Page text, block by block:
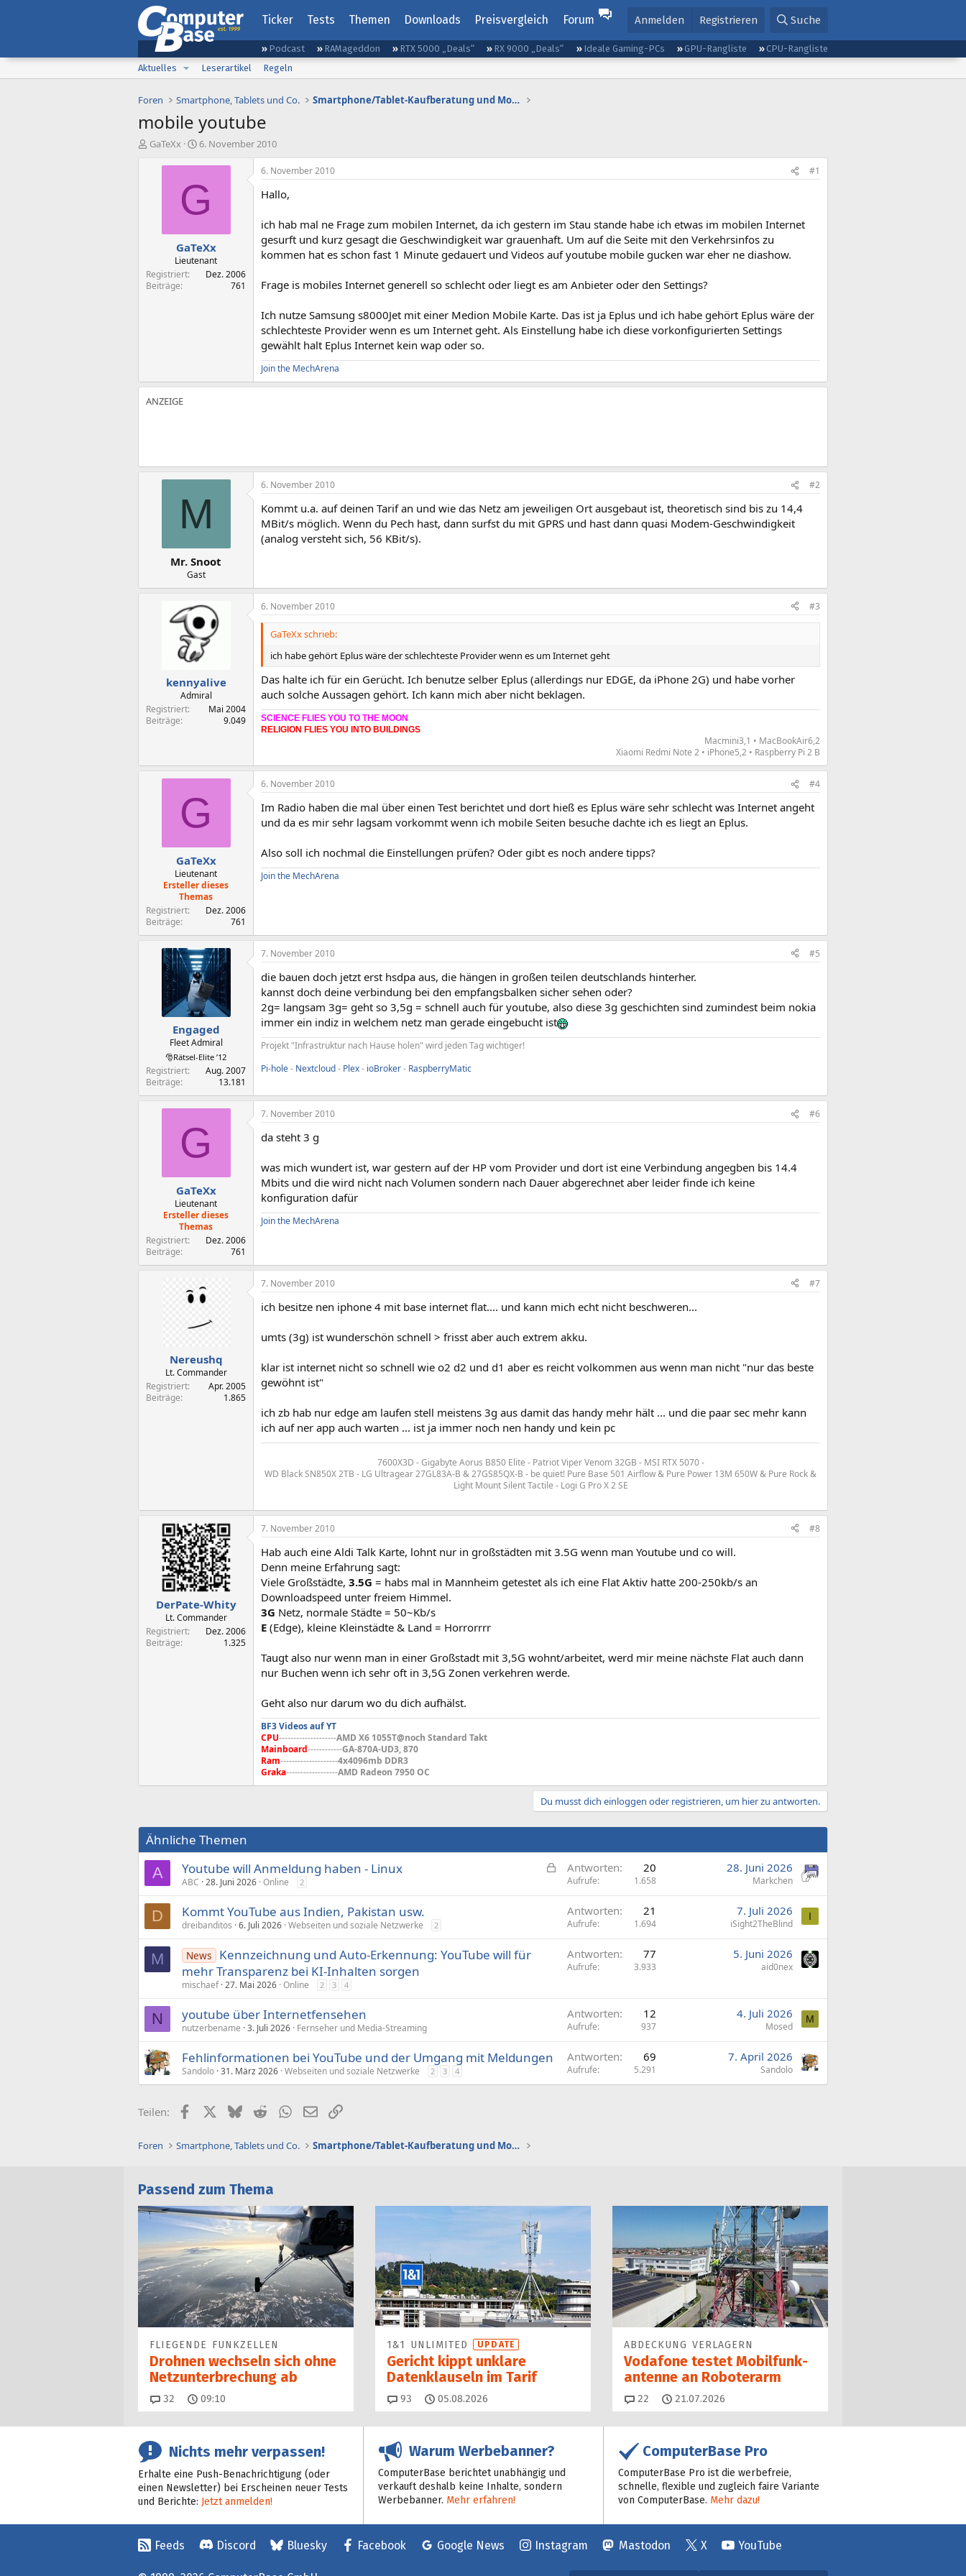
Ticker Tests Themen Downloads Preisvergleich Forum Anmelden Registrieren Suche
Podcast RAMageddon RTX 5000 „Deals“ RX 9000 „Deals“ Ideale Gaming-PCs GPU-Rangliste
CPU-Rangliste
Aktuelles
Leserartikel Regeln
Foren Smartphone, Tablets und Co. Smartphone/Tablet-Kaufberatung und Mobilfunktarife
mobile youtube
E
GaTeXx
E
s
t
e
l
t
a
m
6. November 2010
G
GaTeXx
Lieutenant
Registriert
Dez. 2006
Beiträge
761
6. November 2010 #1
Hallo,
ich hab mal ne Frage zum mobilen Internet, da ich gestern im Stau stande habe ich etwas im mobilen Internet
gesurft und kurz gesagt die Geschwindigkeit war grauenhaft. Um auf die Seite mit den Verkehrsinfos zu
kommen hat es schon fast 1 Minute gedauert und Videos auf youtube mobile gucken war eher ne diashow.
Frage is mobiles Internet generell so schlecht oder liegt es am Anbieter oder den Settings?
Ich nutze Samsung s8000Jet mit einer Medion Mobile Karte. Das ist ja Eplus und ich habe gehört Eplus wäre der
schlechteste Provider wenn es um Internet geht. Als Einstellung habe ich diese vorkonfigurierten Settings
gewählt halt Eplus Internet kein wap oder so.
Join the MechArena
M
Mr. Snoot
Gast
6. November 2010 #2
Kommt u.a. auf deinen Tarif an und wie das Netz am jeweiligen Ort ausgebaut ist, theoretisch sind bis zu 14,4
MBit/s möglich. Wenn du Pech hast, dann surfst du mit GPRS und hast dann quasi Modem-Geschwindigkeit
(analog versteht sich, 56 KBit/s).
kennyalive
Admiral
Registriert
Mai 2004
Beiträge
9.049
6. November 2010 #3
GaTeXx schrieb:
ich habe gehört Eplus wäre der schlechteste Provider wenn es um Internet geht
Das halte ich für ein Gerücht. Ich benutze selber Eplus (allerdings nur EDGE, da iPhone 2G) und habe vorher
auch solche Aussagen gehört. Ich kann mich aber nicht beklagen.
SCIENCE FLIES YOU TO THE MOON
RELIGION FLIES YOU INTO BUILDINGS
Macmini3,1 • MacBookAir6,2
Xiaomi Redmi Note 2 • iPhone5,2 • Raspberry Pi 2 B​
G
GaTeXx
Lieutenant
Ersteller dieses
Themas
Registriert
Dez. 2006
Beiträge
761
6. November 2010 #4
Im Radio haben die mal über einen Test berichtet und dort hieß es Eplus wäre sehr schlecht was Internet angeht
und da es mir sehr lagsam vorkommt wenn ich mobile Seiten besuche dachte ich es liegt an Eplus.
Also soll ich nochmal die Einstellungen prüfen? Oder gibt es noch andere tipps?
Join the MechArena
Engaged
Fleet Admiral
🎅Rätsel-Elite ’12
Registriert
Aug. 2007
Beiträge
13.181
7. November 2010 #5
die bauen doch jetzt erst hsdpa aus, die hängen in großen teilen deutschlands hinterher.
kannst doch deine verbindung bei den empfangsbalken sicher sehen oder?
2g= langsam 3g= geht so 3,5g = schnell auch für youtube, also diese 3g geschichten sind zumindest beim nokia
immer ein indiz in welchem netz man gerade eingebucht ist
Projekt "Infrastruktur nach Hause holen" wird jeden Tag wichtiger!
Pi-hole- Nextcloud- Plex- ioBroker- RaspberryMatic
G
GaTeXx
Lieutenant
Ersteller dieses
Themas
Registriert
Dez. 2006
Beiträge
761
7. November 2010 #6
da steht 3 g
was mich wundert ist, war gestern auf der HP vom Provider und dort ist eine Verbindung angegben bis 14.4
Mbits und die wird nicht nach Volumen sondern nach Dauer abgerechnet aber leider finde ich keine
konfiguration dafür
Join the MechArena
Nereushq
Lt. Commander
Registriert
Apr. 2005
Beiträge
1.865
7. November 2010 #7
ich besitze nen iphone 4 mit base internet flat.... und kann mich echt nicht beschweren...
umts (3g) ist wunderschön schnell > frisst aber auch extrem akku.
klar ist internet nicht so schnell wie o2 d2 und d1 aber es reicht volkommen aus wenn man nicht "nur das beste
gewöhnt ist"
ich zb hab nur edge am laufen stell meistens 3g aus damit das handy mehr hält ... und die paar sec mehr kann
ich auf ner app auch warten ... ist ja immer noch nen handy und kein pc
7600X3D - Gigabyte Aorus B850 Elite - Patriot Viper Venom 32GB - MSI RTX 5070 -
WD Black SN850X 2TB - LG Ultragear 27GL83A-B & 27GS85QX-B - be quiet! Pure Base 501 Airflow & Pure Power 13M 650W & Pure Rock &
Light Mount Silent Tactile - Logi G Pro X 2 SE
DerPate-Whity
Lt. Commander
Registriert
Dez. 2006
Beiträge
1.325
7. November 2010 #8
Hab auch eine Aldi Talk Karte, lohnt nur in großstädten mit 3.5G wenn man Youtube und co will.
Denn meine Erfahrung sagt:
Viele Großstädte, 3.5G = habs mal in Mannheim getestet als ich eine Flat Aktiv hatte 200-250kb/s an
Downloadspeed unter freiem Himmel.
3G Netz, normale Städte = 50~Kb/s
E (Edge), kleine Kleinstädte & Land = Horrorrrr
Taugt also nur wenn man in einer Großstadt mit 3,5G wohnt/arbeitet, werd mir meine nächste Flat auch dann
nur Buchen wenn ich sehr oft in 3,5G Zonen verkehren werde.
Geht also nur darum wo du dich aufhälst.
BF3 Videos auf YT
CPU--------------------AMD X6 1055T@noch Standard Takt
Mainboard------------GA-870A-UD3, 870
Ram--------------------4x4096mb DDR3
Graka------------------AMD Radeon 7950 OC
Du musst dich einloggen oder registrieren, um hier zu antworten.
Ähnliche Themen
A
G
s
r
Youtube will Anmeldung haben - Linux
ABC 28. Juni 2026 Online 2
Antworten 20
Aufrufe 1.658
28. Juni 2026
Markchen
D Kommt YouTube aus Indien, Pakistan usw.
dreibanditos 6. Juli 2026 Webseiten und soziale Netzwerke 2
Antworten 21
Aufrufe 1.694
7. Juli 2026
iSight2TheBlind
I
M News
Kennzeichnung und Auto-Erkennung: YouTube will für
mehr Trans­parenz bei KI-Inhalten sorgen
mischaef 27. Mai 2026 Online 2 3 4
Antworten 77
Aufrufe 3.933
5. Juni 2026
aid0nex
N youtube über Internetfensehen
nutzerbename 3. Juli 2026 Fernseher und Media-Streaming
Antworten 12
Aufrufe 937
4. Juli 2026
Mosed
M
Fehlinformationen bei YouTube und der Umgang mit Meldungen
Sandolo 31. März 2026 Webseiten und soziale Netzwerke 2 3 4
Antworten 69
Aufrufe 5.291
7. April 2026
Sandolo
Teilen: FacebookX (Twitter)
BlueskyRedditWhatsApp
E-MailLink
Foren Smartphone, Tablets und Co. Smartphone/Tablet-Kaufberatung und Mobilfunktarife
Passend zum Thema
FLIEGENDE FUNKZELLEN
Drohnen wechseln sich ohne
Netz­unter­brechung ab
32 Kommentare
09:10
1&1 UNLIMITED UPDATE
Gericht kippt unklare
Datenklauseln im Tarif
93 Kommentare
05.08.2026
ABDECKUNG VERLAGERN
Vodafone testet Mobilfunk­
antenne an Roboterarm
22 Kommentare
21.07.2026
Nichts mehr verpassen!
Erhalte eine Push-Benachrichtigung (oder
einen Newsletter) bei Erscheinen neuer Tests
und Berichte: Jetzt anmelden!
Warum Werbebanner?
ComputerBase berichtet unabhängig und
verkauft deshalb keine Inhalte, sondern
Werbebanner. Mehr erfahren!
ComputerBase Pro
ComputerBase Pro ist die werbefreie,
schnelle, flexible und zugleich faire Variante
von ComputerBase. Mehr dazu!
Feeds Discord Bluesky Facebook Google News Instagram Mastodon X YouTube